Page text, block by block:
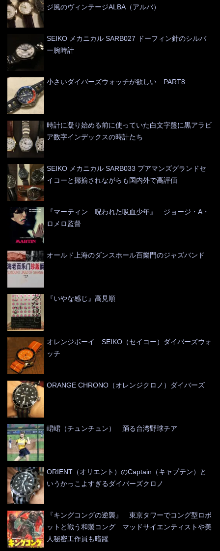
ジ風のヴィンテージALBA（アルバ）
SEIKO メカニカル SARB027 ドーフィン針のシルバ
ー腕時計
小さいダイバーズウォッチが欲しい PART8
時計に凝り始める前に使っていた白文字盤に黒アラビ
ア数字インデックスの時計たち
SEIKO メカニカル SARB033 プアマンズグランドセ
イコーと揶揄されながらも国内外で高評価
『マーティン 呪われた吸血少年』 ジョージ・A・
ロメロ監督
オールド上海のダンスホール百樂門のジャズバンド
『いやな感じ』高見順
オレンジボーイ SEIKO（セイコー）ダイバーズウォ
ッチ
ORANGE CHRONO（オレンジクロノ）ダイバーズ
峮峮（チュンチュン） 踊る台湾野球チア
ORIENT（オリエント）のCaptain（キャプテン）と
いうかっこよすぎるダイバーズクロノ
『キングコングの逆襲』 東京タワーでコング型ロボ
ットと戦う和製コング マッドサイエンティストや美
人秘密工作員も暗躍